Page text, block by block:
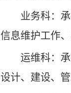
业务科：
信息维护工作
运维科：
设计、建设、